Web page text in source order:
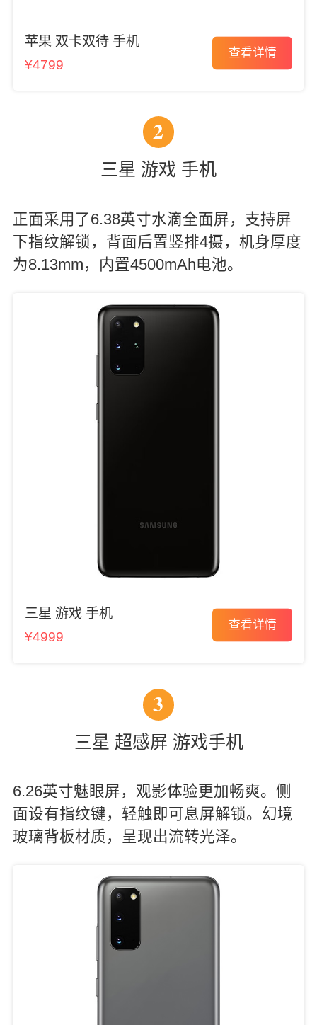
苹果 双卡双待 手机
¥4799
查看详情
2
三星 游戏 手机
正面采用了6.38英寸水滴全面屏，支持屏
下指纹解锁，背面后置竖排4摄，机身厚度
为8.13mm，内置4500mAh电池。
三星 游戏 手机
¥4999
查看详情
3
三星 超感屏 游戏手机
6.26英寸魅眼屏，观影体验更加畅爽。侧
面设有指纹键，轻触即可息屏解锁。幻境
玻璃背板材质，呈现出流转光泽。